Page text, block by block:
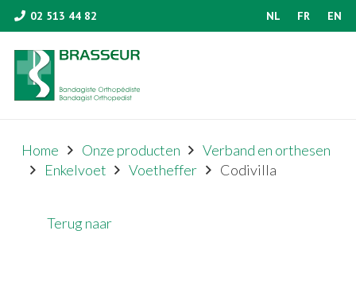
02 513 44 82 NL FR EN
Home Onze producten
Verband en orthesen
Enkelvoet
Voetheffer Codivilla
Terug naar